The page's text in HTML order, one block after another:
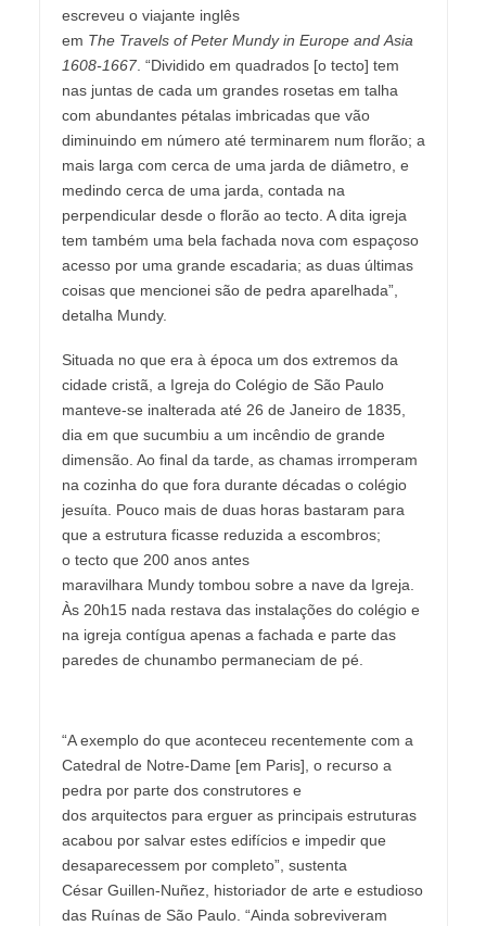
escreveu o viajante inglês
em The Travels ofPeter Mundyin Europe andAsia
1608-1667. “Dividido em quadrados [o tecto] tem
nas juntas de cada um grandes rosetas em talha
com abundantes pétalas imbricadas que vão
diminuindo em número até terminarem num florão; a
mais larga com cerca de uma jarda de diâmetro, e
medindo cerca de uma jarda, contada na
perpendicular desde o florão ao tecto. A dita igreja
tem também uma bela fachada nova com espaçoso
acesso por uma grande escadaria; as duas últimas
coisas que mencionei são de pedra aparelhada”,
detalha Mundy.
Situada no que era à época um dos extremos da
cidade cristã, a Igreja do Colégio de São Paulo
manteve-se inalterada até 26 de Janeiro de 1835,
dia em que sucumbiu a um incêndio de grande
dimensão. Ao final da tarde, as chamas irromperam
na cozinha do que fora durante décadas o colégio
jesuíta. Pouco mais de duas horas bastaram para
que a estrutura ficasse reduzida a escombros;
o tecto que 200 anos antes
maravilhara Mundy tombou sobre a nave da Igreja.
Às 20h15 nada restava das instalações do colégio e
na igreja contígua apenas a fachada e parte das
paredes de chunambo permaneciam de pé.
“A exemplo do que aconteceu recentemente com a
Catedral de Notre-Dame [em Paris], o recurso a
pedra por parte dos construtores e
dos arquitectos para erguer as principais estruturas
acabou por salvar estes edifícios e impedir que
desaparecessem por completo”, sustenta
César Guillen-Nuñez, historiador de arte e estudioso
das Ruínas de São Paulo. “Ainda sobreviveram